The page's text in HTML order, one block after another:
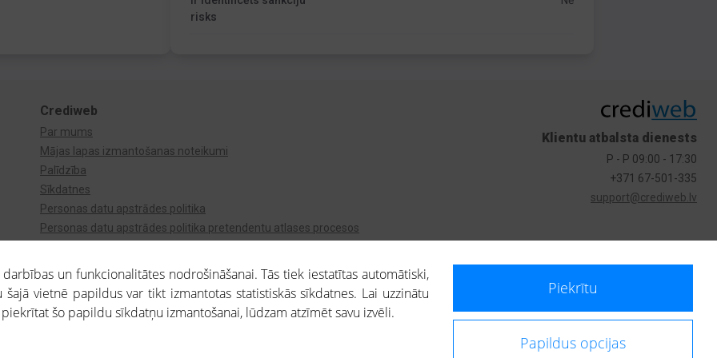
risks
Crediweb
Par mums
Mājas lapas izmantošanas noteikumi
Palīdzība
Sīkdatnes
Personas datu apstrādes politika
Personas datu apstrādes politika pretendentu atlases procesos
Klientu atbalsta dienests
P - P 09:00 - 17:30
+371 67-501-335
support@crediweb.lv
ietvaros saņemtajai informācijai ir uzziņas raksturs, un tai nav juridiska spēka. Portāla lietotājs, izmantojot portālā saņemto informāciju, ir atbildīgs par fizisko
un funkcionalitātes nodrošināšanai. Tās tiek iestatītas automātiski,
vietnē papildus var tikt izmantotas statistiskās sīkdatnes. Lai uzzinātu
piekrītat šo papildu sīkdatņu izmantošanai, lūdzam atzīmēt savu izvēli.
Piekrītu
Papildus opcijas